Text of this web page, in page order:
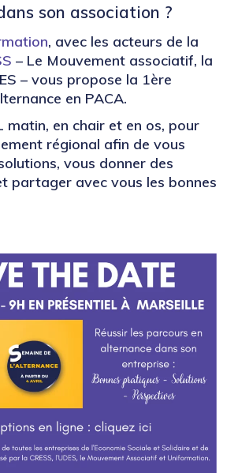
son association ?
, avec les acteurs de la
– Le Mouvement associatif, la
– vous propose la 1ère
en PACA.
matin, en chair et en os, pour
régional afin de vous
vous donner des
partager avec vous les bonnes